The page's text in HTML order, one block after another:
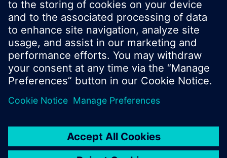
Siemens Italia
I prodotti e i pressi possono variare a seconda del
Informativa sulla privacy
Termini d'utilizzo